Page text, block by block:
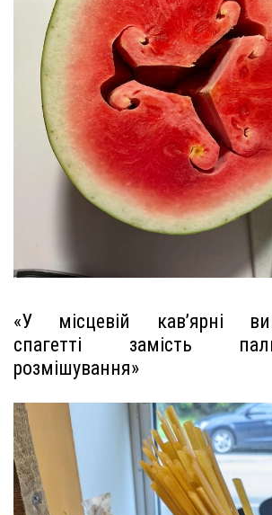
«У місцевій кав’ярні
спагетті замість
розмішування»